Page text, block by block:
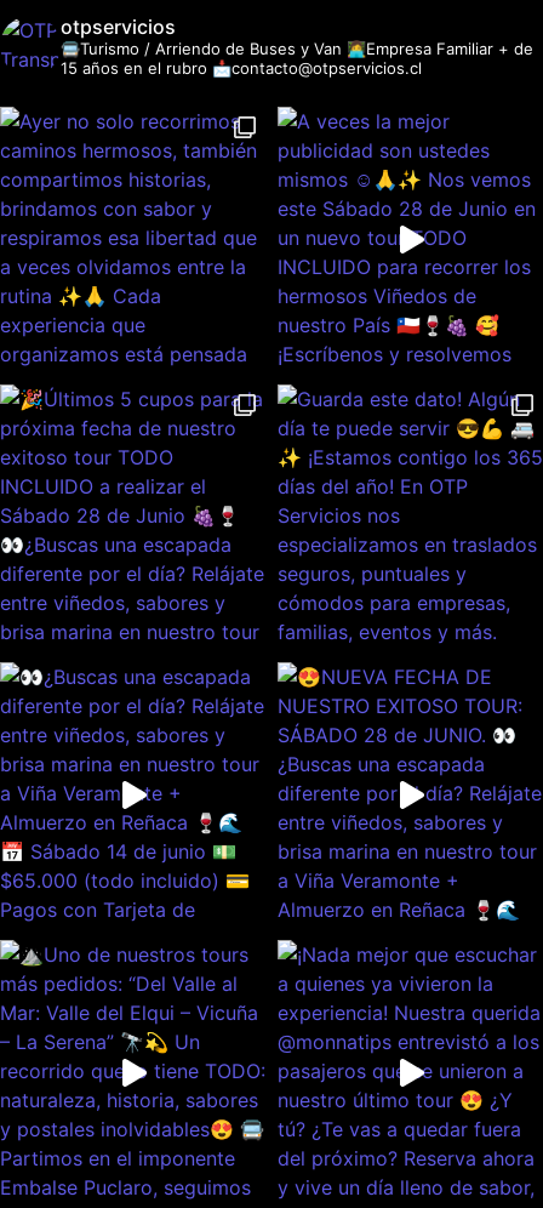
otpservicios
🚍Turismo / Arriendo de Buses y Van 👩‍💻Empresa Familiar + de
15 años en el rubro 📩contacto@otpservicios.cl